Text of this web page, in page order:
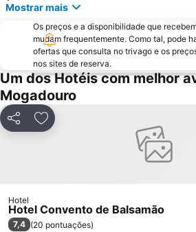
Mostrar mais
Os preços e a disponibilidade que
mudam frequentemente. Como tal, pode
ofertas que consulta no trivago e os
nos sites de reserva.
Um dos Hotéis com melhor
Mogadouro
PartilharAdicionar aos favoritos
Hotel
Hotel Convento de Balsamão
7,4 (20 pontuações)